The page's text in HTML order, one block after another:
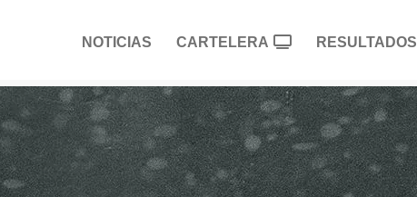
NOTICIAS CARTELERA RESULTADOS